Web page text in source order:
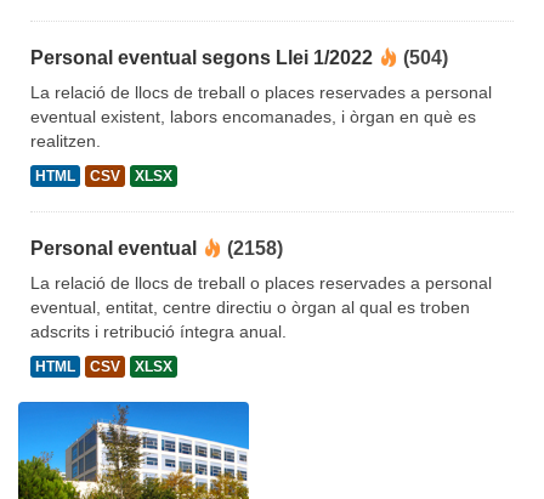
Personal eventual segons Llei 1/2022 (504)
La relació de llocs de treball o places reservades a personal
eventual existent, labors encomanades, i òrgan en què es
realitzen.
HTML CSV XLSX
Personal eventual (2158)
La relació de llocs de treball o places reservades a personal
eventual, entitat, centre directiu o òrgan al qual es troben
adscrits i retribució íntegra anual.
HTML CSV XLSX